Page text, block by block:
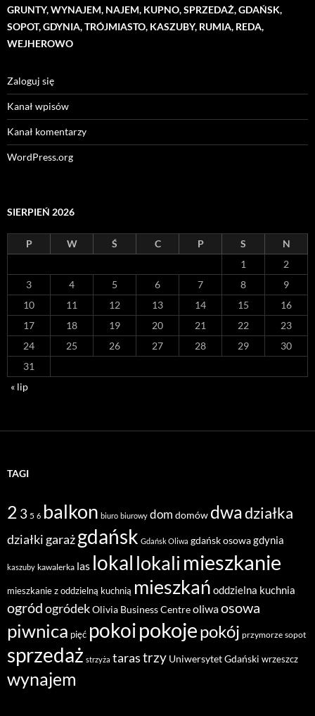
GRUNTY, WYNAJEM, NAJEM, KUPNO, SPRZEDAŻ, GDAŃSK,
SOPOT, GDYNIA, TRÓJMIASTO, KASZUBY, RUMIA, REDA,
WEJHEROWO
Zaloguj się
Kanał wpisów
Kanał komentarzy
WordPress.org
SIERPIEŃ 2026
P W Ś C P S
N
1
2
3
4 5 6 7 8
9
10
11 12 13 14 15
16
17
18 19 20 21 22
23
24
25 26 27 28 29
30
31
« lip
TAGI
2 3 5 6 balkon biuro biurowy dom domów dwadziałka
działki garażgdańsk Gdańsk Oliwa gdańsk osowagdynia
kaszuby kawalerka las lokal lokalimieszkanie
mieszkanie z oddzielną kuchnią mieszkań oddzielna kuchnia
ogródogródekOlivia Business Centreoliwaosowa
piwnica pięć pokoipokojepokój przymorze sopot
sprzedaż strzyża tarastrzy Uniwersytet Gdański wrzeszcz
wynajem